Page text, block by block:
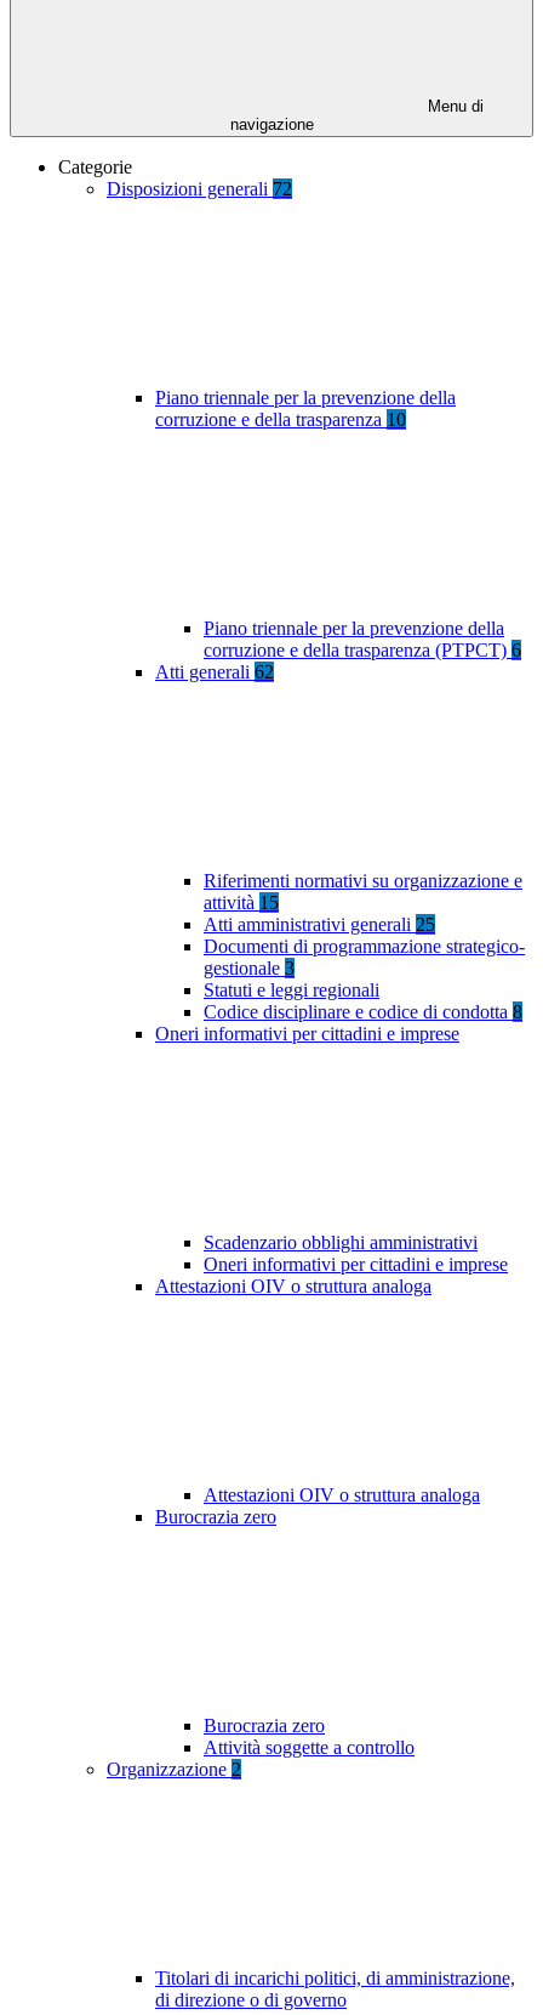
Menu di
navigazione
Categorie
Disposizioni generali 72
Piano triennale per la prevenzione della
corruzione e della trasparenza 10
Piano triennale per la prevenzione della
corruzione e della trasparenza (PTPCT) 6
Atti generali 62
Riferimenti normativi su organizzazione e
attività 15
Atti amministrativi generali 25
Documenti di programmazione strategico-
gestionale 3
Statuti e leggi regionali
Codice disciplinare e codice di condotta 8
Oneri informativi per cittadini e imprese
Scadenzario obblighi amministrativi
Oneri informativi per cittadini e imprese
Attestazioni OIV o struttura analoga
Attestazioni OIV o struttura analoga
Burocrazia zero
Burocrazia zero
Attività soggette a controllo
Organizzazione 2
Titolari di incarichi politici, di amministrazione,
di direzione o di governo